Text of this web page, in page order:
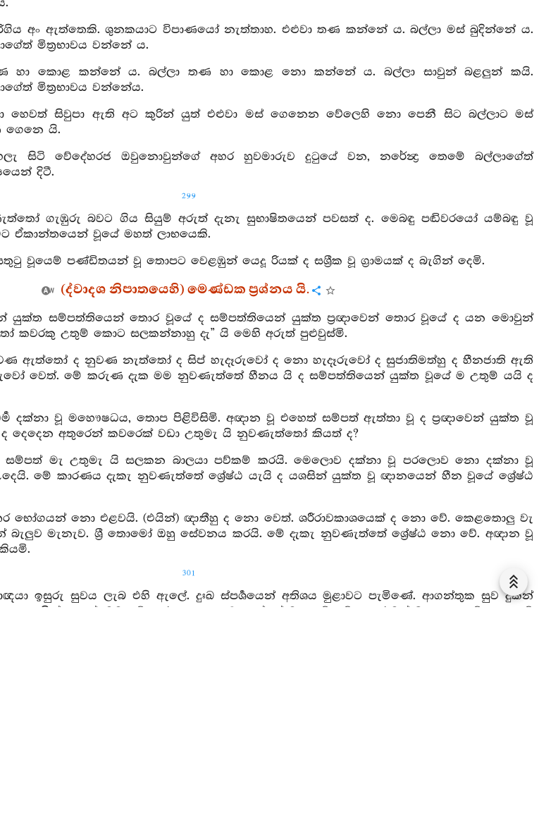
අං ඇත්තෙකි. ශුනකයාට විපාණයෝ නැත්තාහ. එළුවා තණ කන්නේ ය. බල්ලා මස් බුදින්නේ ය.
මිත්‍රභාවය වන්නේ ය.
තණ හා කොළ කන්නේ ය. බල්ලා තණ හා කොළ නො කන්නේ ය. බල්ලා සාවුන් බළලුන් කයි.
මිත්‍රභාවය වන්නේය.
හෙවත් සිවුපා ඇති අට කුරින් යුත් එළුවා මස් ගෙනෙන වේලෙහි නො පෙනී සිට බල්ලාට මස්
ගෙනෙ යි.
සිටි වේදේහරජ ඔවුනොවුන්ගේ අහර හුවමාරුව දුටුයේ වන, නරේන්‍ද්‍ර තෙමේ බල්ලාගේත්
දිටී.
299
ගැඹුරු බවට ගිය සියුම් අරුත් දැනැ සුභාෂිතයෙන් පවසත් ද. මෙබඳු පඬිවරයෝ යම්බඳු වූ
ඒකාන්තයෙන් වූයේ මහත් ලාභයෙකි.
සතුටු වූයෙම් පණ්ඩිතයන් වූ තොපට වෙළඹුන් යෙදූ රියක් ද සශ්‍රීක වූ ග්‍රාමයක් ද බැගින් දෙමි.
(ද්වාදශ නිපාතයෙහි) මෙණ්ඩක ප්‍රශ්නය යි.
යුක්ත සම්පත්තියෙන් තොර වූයේ ද සම්පත්තියෙන් යුක්ත ප්‍රඥාවෙන් තොර වූයේ ද යන මොවුන්
කවරකු උතුම් කොට සලකන්නාහු දැ” යි මෙහි අරුත් පුළුවුස්මි.
ඇත්තෝ ද නුවණ නැත්තෝ ද සිප් හැදෑරුවෝ ද නො හැදෑරුවෝ ද සුජාතිමත්හු ද හීනජාති ඇති
වෙත්. මේ කරුණ දැක මම නුවණැත්තේ හීනය යි ද සම්පත්තියෙන් යුක්ත වූයේ ම උතුම් යයි ද
ධර්‍ම දක්නා වූ මහෞෂධය, තොප පිළිවිසිමි. අඥාන වූ එහෙත් සම්පත් ඇත්තා වූ ද ප්‍රඥාවෙන් යුක්ත වූ
දෙදෙන අතුරෙන් කවරෙක් වඩා උතුමැ යි නුවණැත්තෝ කියත් ද?
සම්පත් මැ උතුමැ යි සලකන බාලයා පව්කම් කරයි. මෙලොව දක්නා වූ පරලොව නො දක්නා වූ
මේ කාරණය දැකැ නුවණැත්තේ ශ්‍රේෂ්ඨ යැයි ද යශසින් යුක්ත වූ ඥානයෙන් හීන වූයේ ශ්‍රේෂ්ඨ
භෝගයන් නො එළවයි. (එයින්) ඥාතීහු ද නො වෙත්. ශරීරාවකාශයෙක් ද නො වේ. කෙළතොලු වැ
බැලුව මැනැව. ශ්‍රී තොමෝ ඔහු සේවනය කරයි. මේ දැකැ නුවණැත්තේ ශ්‍රේෂ්ඨ නො වේ. අඥාන වූ
301
ඉසුරු සුවය ලැබ එහි ඇලේ. දුඃඛ ස්පර්‍ශයෙන් අතිශය මුළාවට පැමිණේ. ආගන්තුක සුව දුකින්
සෙයින් සැලේ. මම මේ කරුණ දැක නුවණැත්තේ ම උතුම් වේ. ඉසුරුමත් බාලයා උතුම් නො වේ